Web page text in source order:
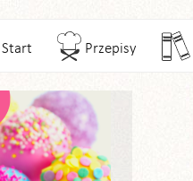
Start Przepisy